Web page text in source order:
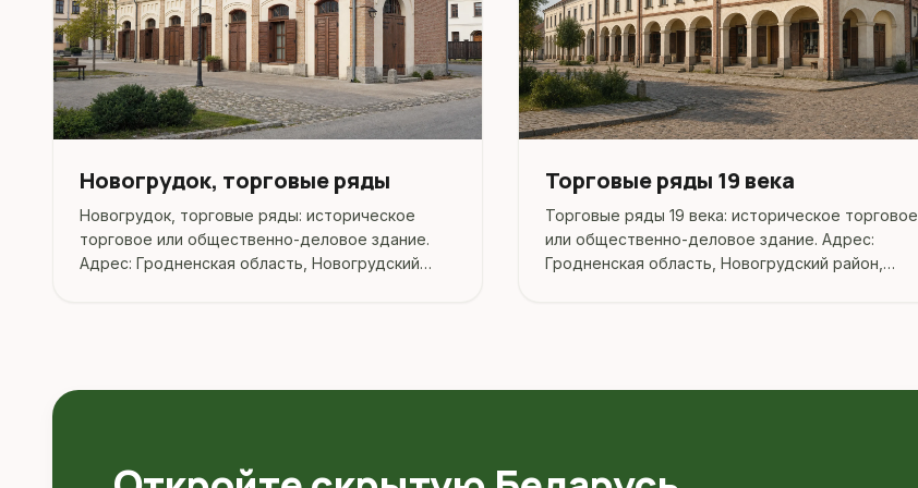
Новогрудок, торговые ряды
Новогрудок, торговые ряды: историческое
торговое или общественно-деловое здание.
Адрес: Гродненская область, Новогрудский
Торговые ряды 19 века
Торговые ряды 19 века: историческое торговое
или общественно-деловое здание. Адрес:
Гродненская область, Новогрудский район,